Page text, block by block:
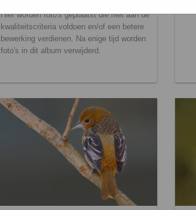
Hier worden foto's geplaatst die niet aan de
kwaliteitscriteria voldoen en/of een betere
bewerking verdienen. Na enige tijd worden
foto's in dit album verwijderd.